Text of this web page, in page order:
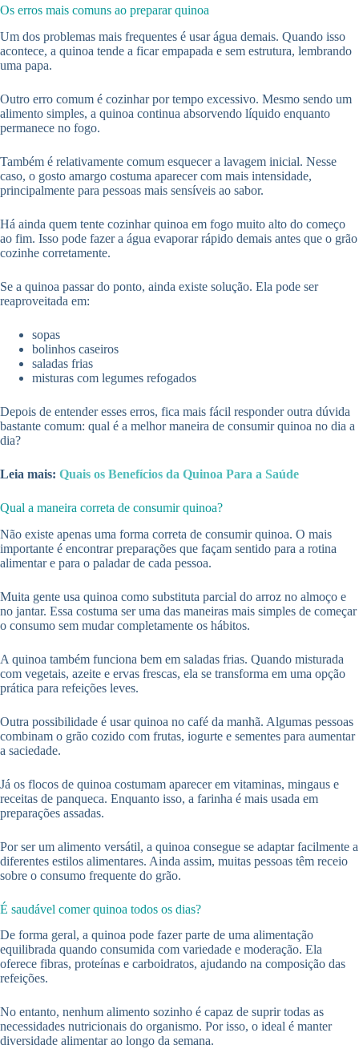
Os erros mais comuns ao preparar quinoa
Um dos problemas mais frequentes é usar água demais. Quando isso
acontece, a quinoa tende a ficar empapada e sem estrutura, lembrando
uma papa.
Outro erro comum é cozinhar por tempo excessivo. Mesmo sendo um
alimento simples, a quinoa continua absorvendo líquido enquanto
permanece no fogo.
Também é relativamente comum esquecer a lavagem inicial. Nesse
caso, o gosto amargo costuma aparecer com mais intensidade,
principalmente para pessoas mais sensíveis ao sabor.
Há ainda quem tente cozinhar quinoa em fogo muito alto do começo
ao fim. Isso pode fazer a água evaporar rápido demais antes que o grão
cozinhe corretamente.
Se a quinoa passar do ponto, ainda existe solução. Ela pode ser
reaproveitada em:
sopas
bolinhos caseiros
saladas frias
misturas com legumes refogados
Depois de entender esses erros, fica mais fácil responder outra dúvida
bastante comum: qual é a melhor maneira de consumir quinoa no dia a
dia?
Leia mais: Quais os Benefícios da Quinoa Para a Saúde
Qual a maneira correta de consumir quinoa?
Não existe apenas uma forma correta de consumir quinoa. O mais
importante é encontrar preparações que façam sentido para a rotina
alimentar e para o paladar de cada pessoa.
Muita gente usa quinoa como substituta parcial do arroz no almoço e
no jantar. Essa costuma ser uma das maneiras mais simples de começar
o consumo sem mudar completamente os hábitos.
A quinoa também funciona bem em saladas frias. Quando misturada
com vegetais, azeite e ervas frescas, ela se transforma em uma opção
prática para refeições leves.
Outra possibilidade é usar quinoa no café da manhã. Algumas pessoas
combinam o grão cozido com frutas, iogurte e sementes para aumentar
a saciedade.
Já os flocos de quinoa costumam aparecer em vitaminas, mingaus e
receitas de panqueca. Enquanto isso, a farinha é mais usada em
preparações assadas.
Por ser um alimento versátil, a quinoa consegue se adaptar facilmente a
diferentes estilos alimentares. Ainda assim, muitas pessoas têm receio
sobre o consumo frequente do grão.
É saudável comer quinoa todos os dias?
De forma geral, a quinoa pode fazer parte de uma alimentação
equilibrada quando consumida com variedade e moderação. Ela
oferece fibras, proteínas e carboidratos, ajudando na composição das
refeições.
No entanto, nenhum alimento sozinho é capaz de suprir todas as
necessidades nutricionais do organismo. Por isso, o ideal é manter
diversidade alimentar ao longo da semana.